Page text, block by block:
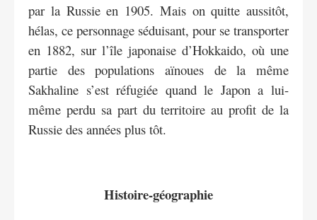
par la Russie en 1905. Mais on quitte aussitôt,
hélas, ce personnage séduisant, pour se transporter
en 1882, sur l’île japonaise d’Hokkaido, où une
partie des populations aïnoues de la même
Sakhaline s’est réfugiée quand le Japon a lui-
même perdu sa part du territoire au profit de la
Russie des années plus tôt.
Histoire-géographie